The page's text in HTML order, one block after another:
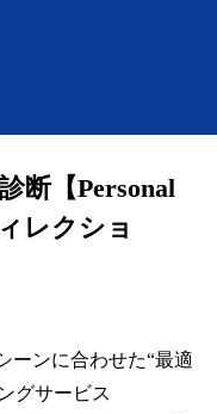
断【Personal
レクショ
ーンに合わせた“最適
グサービス